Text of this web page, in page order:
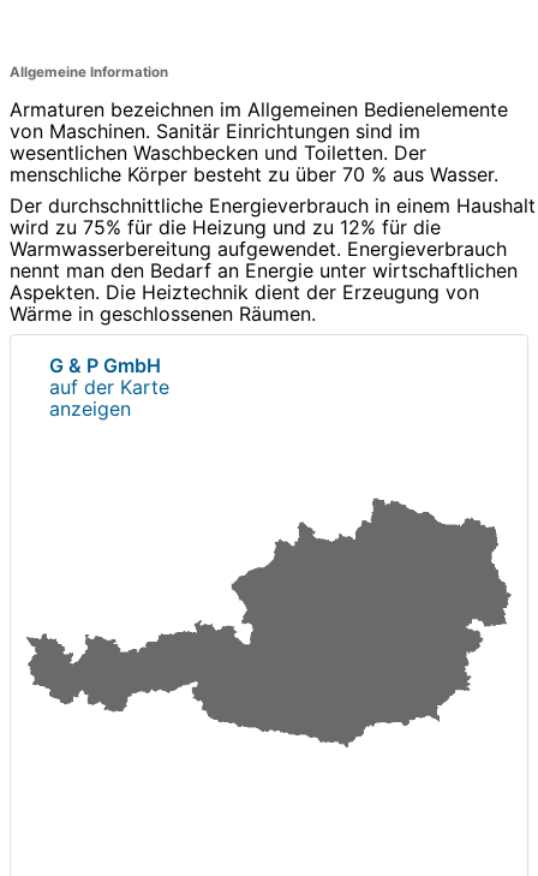
Allgemeine Information
Armaturen bezeichnen im Allgemeinen Bedienelemente
von Maschinen. Sanitär Einrichtungen sind im
wesentlichen Waschbecken und Toiletten. Der
menschliche Körper besteht zu über 70 % aus Wasser.
Der durchschnittliche Energieverbrauch in einem Haushalt
wird zu 75% für die Heizung und zu 12% für die
Warmwasserbereitung aufgewendet. Energieverbrauch
nennt man den Bedarf an Energie unter wirtschaftlichen
Aspekten. Die Heiztechnik dient der Erzeugung von
Wärme in geschlossenen Räumen.
G & P GmbH
auf der Karte
anzeigen